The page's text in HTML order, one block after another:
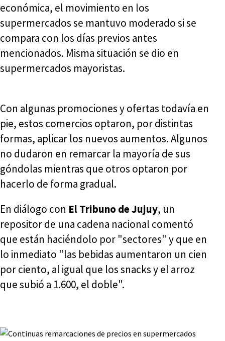
económica, el movimiento en los
supermercados se mantuvo moderado si se
compara con los días previos antes
mencionados. Misma situación se dio en
supermercados mayoristas.
Con algunas promociones y ofertas todavía en
pie, estos comercios optaron, por distintas
formas, aplicar los nuevos aumentos. Algunos
no dudaron en remarcar la mayoría de sus
góndolas mientras que otros optaron por
hacerlo de forma gradual.
En diálogo con El Tribuno de Jujuy, un
repositor de una cadena nacional comentó
que están haciéndolo por "sectores" y que en
lo inmediato "las bebidas aumentaron un cien
por ciento, al igual que los snacks y el arroz
que subió a 1.600, el doble".